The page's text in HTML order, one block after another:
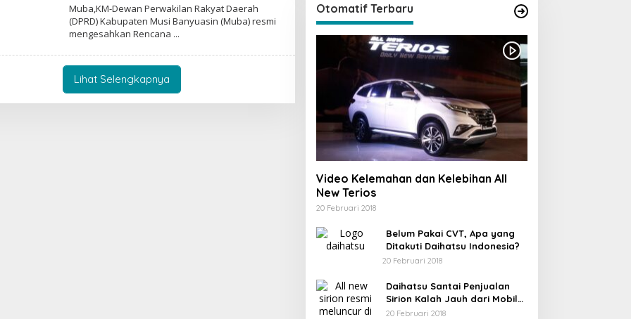
U
T
E
H
G
V
Muba,KM-Dewan Perwakilan Rakyat Daerah
(DPRD) Kabupaten Musi Banyuasin (Muba) resmi
mengesahkan Rencana
Lihat Selengkapnya
Otomatif Terbaru
Video Kelemahan dan Kelebihan All
New Terios
20 Februari 2018
Belum Pakai CVT, Apa yang
Ditakuti Daihatsu Indonesia?
20 Februari 2018
Daihatsu Santai Penjualan
Sirion Kalah Jauh dari Mobil
LCGC
20 Februari 2018